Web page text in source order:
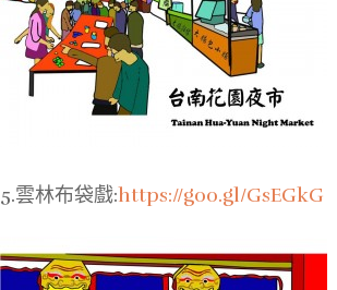
5.雲林布袋戲:https://goo.gl/GsEGkG